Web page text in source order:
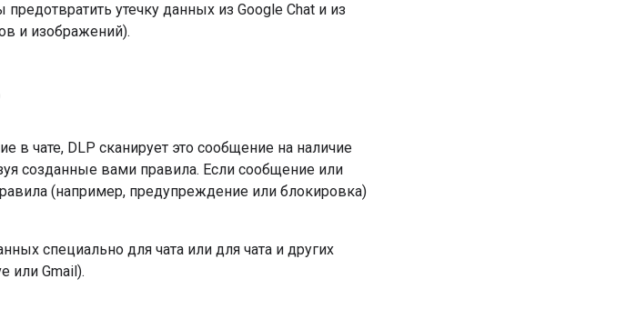
утечку данных из Google Chat и из
и изображений).
в чате, DLP сканирует это сообщение на наличие
созданные вами правила. Если сообщение или
(например, предупреждение или блокировка)
специально для чата или для чата и других
или Gmail).